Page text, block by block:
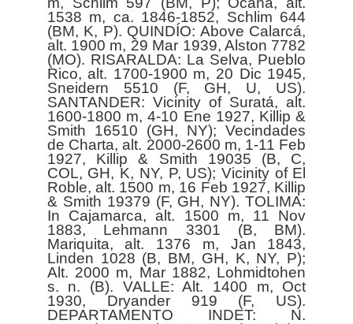
1538 m, ca. 1846-1852, Schlim 644
(BM, K, P). QUINDÍO: Above Calarcá,
alt. 1900 m, 29 Mar 1939, Alston 7782
(MO). RISARALDA: La Selva, Pueblo
Rico, alt. 1700-1900 m, 20 Dic 1945,
Sneidern 5510 (F, GH, U, US).
SANTANDER: Vicinity of Suratá, alt.
1600-1800 m, 4-10 Ene 1927, Killip &
Smith 16510 (GH, NY); Vecindades
de Charta, alt. 2000-2600 m, 1-11 Feb
1927, Killip & Smith 19035 (B, C,
COL, GH, K, NY, P, US); Vicinity of El
Roble, alt. 1500 m, 16 Feb 1927, Killip
& Smith 19379 (F, GH, NY). TOLIMA:
In Cajamarca, alt. 1500 m, 11 Nov
1883, Lehmann 3301 (B, BM).
Mariquita, alt. 1376 m, Jan 1843,
Linden 1028 (B, BM, GH, K, NY, P);
Alt. 2000 m, Mar 1882, Lohmidtohen
s. n. (B). VALLE: Alt. 1400 m, Oct
1930, Dryander 919 (F, US).
DEPARTAMENTO INDET: N.